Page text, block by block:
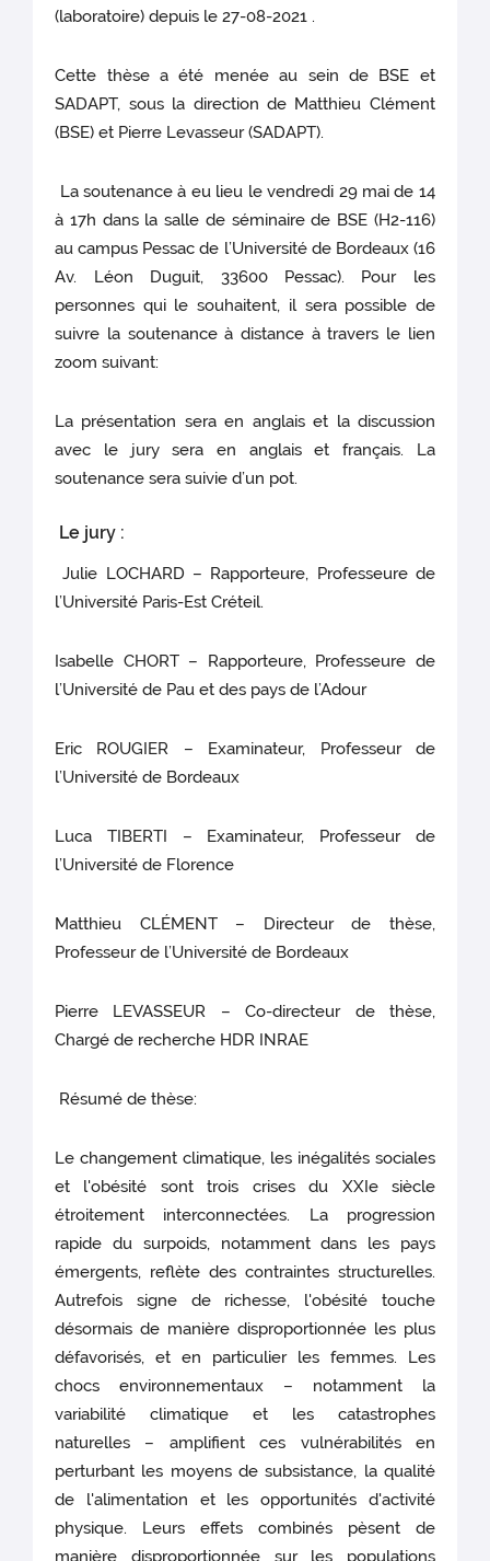
(laboratoire) depuis le 27-08-2021 .
Cette thèse a été menée au sein de BSE et
SADAPT, sous la direction de Matthieu Clément
(BSE) et Pierre Levasseur (SADAPT).
La soutenance à eu lieu le vendredi 29 mai de 14
à 17h dans la salle de séminaire de BSE (H2-116)
au campus Pessac de l’Université de Bordeaux (16
Av. Léon Duguit, 33600 Pessac). Pour les
personnes qui le souhaitent, il sera possible de
suivre la soutenance à distance à travers le lien
zoom suivant:
La présentation sera en anglais et la discussion
avec le jury sera en anglais et français. La
soutenance sera suivie d’un pot.
Le jury :
Julie LOCHARD – Rapporteure, Professeure de
l’Université Paris-Est Créteil.
Isabelle CHORT – Rapporteure, Professeure de
l’Université de Pau et des pays de l’Adour
Eric ROUGIER – Examinateur, Professeur de
l’Université de Bordeaux
Luca TIBERTI – Examinateur, Professeur de
l’Université de Florence
Matthieu CLÉMENT – Directeur de thèse,
Professeur de l’Université de Bordeaux
Pierre LEVASSEUR – Co-directeur de thèse,
Chargé de recherche HDR INRAE
Résumé de thèse:
Le changement climatique, les inégalités sociales
et l'obésité sont trois crises du XXIe siècle
étroitement interconnectées. La progression
rapide du surpoids, notamment dans les pays
émergents, reflète des contraintes structurelles.
Autrefois signe de richesse, l'obésité touche
désormais de manière disproportionnée les plus
défavorisés, et en particulier les femmes. Les
chocs environnementaux – notamment la
variabilité climatique et les catastrophes
naturelles – amplifient ces vulnérabilités en
perturbant les moyens de subsistance, la qualité
de l'alimentation et les opportunités d'activité
physique. Leurs effets combinés pèsent de
manière disproportionnée sur les populations